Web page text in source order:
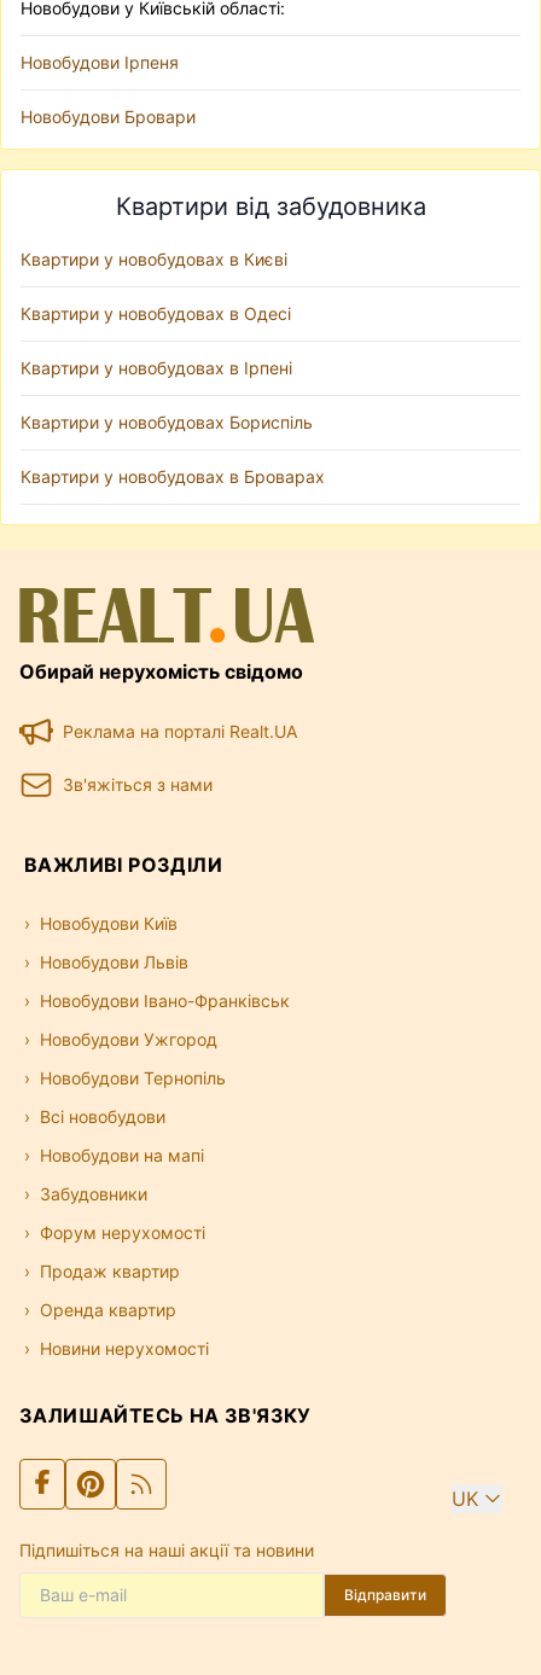
Новобудови у Київській області:
Новобудови Ірпеня
Новобудови Бровари
Квартири від забудовника
Квартири у новобудовах в Києві
Квартири у новобудовах в Одесі
Квартири у новобудовах в Ірпені
Квартири у новобудовах Бориспіль
Квартири у новобудовах в Броварах
Обирай нерухомість свідомо
Реклама на порталі Realt.UA
Зв'яжіться з нами
ВАЖЛИВІ РОЗДІЛИ
Новобудови Київ
Новобудови Львів
Новобудови Івано-Франківськ
Новобудови Ужгород
Новобудови Тернопіль
Всі новобудови
Новобудови на мапі
Забудовники
Форум нерухомості
Продаж квартир
Оренда квартир
Новини нерухомості
ЗАЛИШАЙТЕСЬ НА ЗВ'ЯЗКУ
UK
Підпишіться на наші акції та новини
Відправити